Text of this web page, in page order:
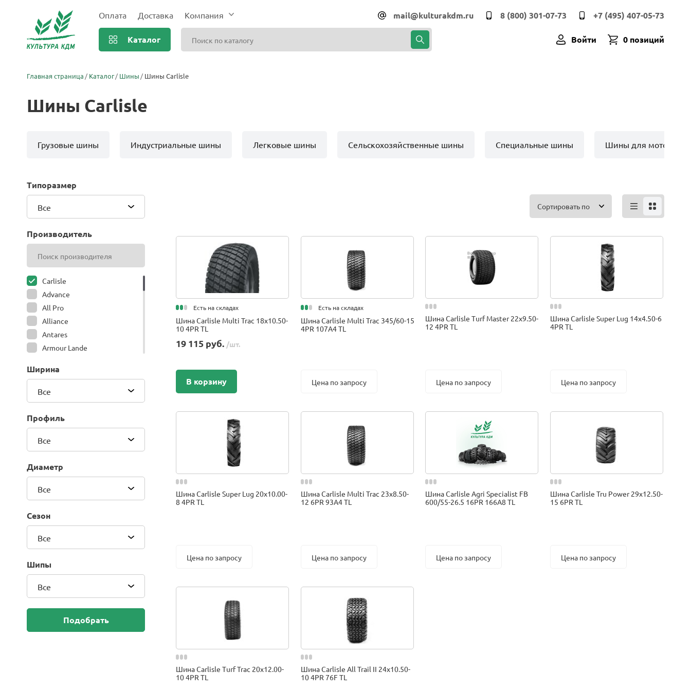
Оплата Доставка Компания +7 (495) 407-05-73
8 (800) 301-07-73
mail@kulturakdm.ru
Каталог 0 позиций
Войти
Главная страница Каталог Шины Шины Carlisle
Шины Carlisle
Грузовые шины Индустриальные шины Легковые шины Сельскохозяйственные шины Специальные шины Шины для мото
Типоразмер
Все
Производитель
Carlisle
Advance
All Pro
Alliance
Antares
Armour Lande
ARMSTRONG
Attar
Bars
Belshina
BFGoodrich
BK Trailer
BKT
Bridgestone
CEAT
Composit
Continental
Cordiant
CrossWind
Ширина
Все
Профиль
Все
Диаметр
Все
Сезон
Все
Шипы
Все
Подобрать
Сортировать по
Есть на складах
Шина Carlisle Multi Trac 18x10.50-
10 4PR TL
19 115 руб. /шт.
В корзину
Есть на складах
Шина Carlisle Multi Trac 345/60-15
4PR 107A4 TL
Цена по запросу
Шина Carlisle Turf Master 22x9.50-
12 4PR TL
Цена по запросу
Шина Carlisle Super Lug 14x4.50-6
4PR TL
Цена по запросу
Шина Carlisle Super Lug 20x10.00-
8 4PR TL
Цена по запросу
Шина Carlisle Multi Trac 23x8.50-
12 6PR 93A4 TL
Цена по запросу
Шина Carlisle Agri Specialist FB
600/55-26.5 16PR 166A8 TL
Цена по запросу
Шина Carlisle Tru Power 29x12.50-
15 6PR TL
Цена по запросу
Шина Carlisle Turf Trac 20x12.00-
10 4PR TL
Шина Carlisle All Trail II 24x10.50-
10 4PR 76F TL